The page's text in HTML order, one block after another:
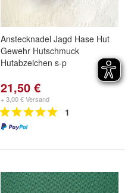
Anstecknadel Jagd Hase Hut
Gewehr Hutschmuck
Hutabzeichen s-p
21,50 €
+ 3,00 € Versand
1